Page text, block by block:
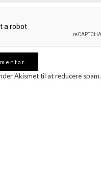
Akismet til at reducere spam.